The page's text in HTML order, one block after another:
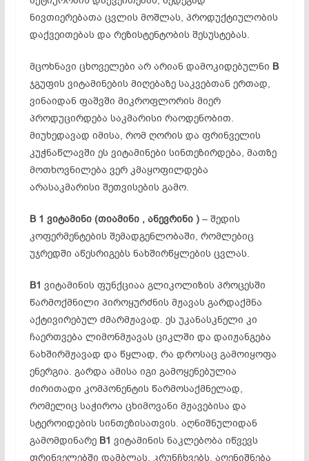
ნივთიერებათა ცვლის მოშლას, პროდუქტიულობის
დაქვეითებას და რეზისტენტობის შესუსტებას.
მცოხნავი ცხოველები არ არიან დამოკიდებულნი B
ჯგუფის ვიტამინების მიღებაზე საკვებთან ერთად,
ვინაიდან ფაშვში მიკროფლორის მიერ
პროდუცირდება საკმარისი რაოდენობით.
მიუხედავად იმისა, რომ ღორის და ფრინველის
კუჭნაწლავში ეს ვიტამინები სინთეზირდება, მათზე
მოთხოვნილება ვერ კმაყოფილდება
არასაკმარისი შეთვისების გამო.
B 1 ვიტამინი (თიამინი , ანევრინი )– შედის
კოფერმენტების შემადგენლობაში, რომლებიც
უჯრედში აწესრიგებს ნახშირწყლების ცვლას.
B1 ვიტამინის ფუნქციაა გლიკოლიზის პროცესში
წარმოქმნილი პიროყურძნის მჟავას გარდაქმნა
აქტივირებულ ძმარმჟავად. ეს უკანასკნელი კი
ჩაერთვება ლიმონმჟავას ციკლში და დაიჟანგება
ნახშირმჟავად და წყლად, რა დროსაც გამოიყოფა
ენერგია. გარდა ამისა იგი გამოყენებულია
ძირითადი კომპონენტის წარმოსაქმნელად,
რომელიც საჭიროა ცხიმოვანი მჟავებისა და
სტეროიდების სინთეზისათვის. აღნიშნულიდან
გამომდინარე B1 ვიტამინის ნაკლებობა იწვევს
ფრინველებში დამბლას, კრუნჩხვებს. აღენიშნება